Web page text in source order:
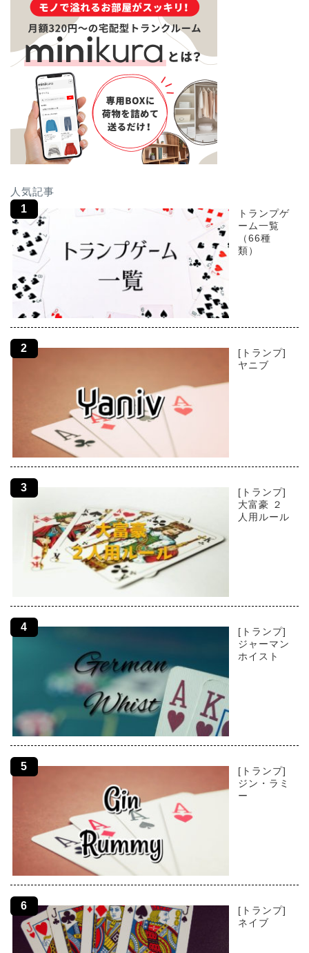
人気記事
トランプゲ
ーム一覧
（66種
類）
[トランプ]
ヤニブ
[トランプ]
大富豪 ２
人用ルール
[トランプ]
ジャーマン
ホイスト
[トランプ]
ジン・ラミ
ー
[トランプ]
ネイブ